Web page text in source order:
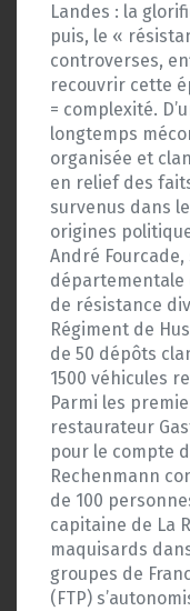
Landes : la
puis, le «
controverses,
recouvrir cette
= complexité.
longtemps
organisée et
en relief des
survenus dans
origines
André
départementale
de résistance
Régiment de
de 50 dépôts
1500 véhicules
Parmi les
restaurateur
pour le compte
Rechenmann
de 100
capitaine de La
maquisards
groupes de
(FTP)